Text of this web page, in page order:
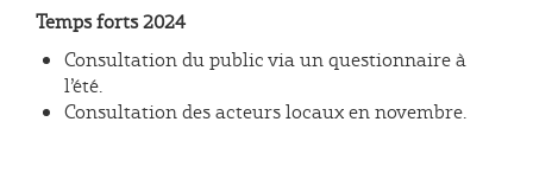
Temps forts 2024
Consultation du public via un questionnaire à
l’été.
Consultation des acteurs locaux en novembre.